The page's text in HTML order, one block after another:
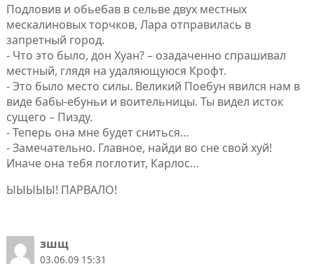
Подловив и обьебав в сельве двух местных
мескалиновых торчков, Лара отправилась в
запретный город.
- Что это было, дон Хуан? – озадаченно спрашивал
местный, глядя на удаляющуюся Крофт.
- Это было место силы. Великий Поебун явился нам в
виде бабы-ебуньи и воительницы. Ты видел исток
сущего – Пизду.
- Теперь она мне будет сниться…
- Замечательно. Главное, найди во сне свой хуй!
Иначе она тебя поглотит, Карлос…
ЫЫЫЫЫ! ПАРВАЛО!
зшщ
03.06.09 15:31